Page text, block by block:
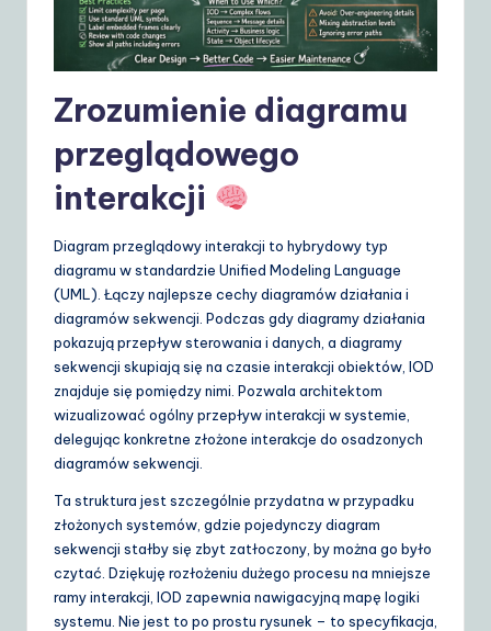
ft
w
S
o
lu
ti
Zrozumienie diagramu
przeglądowego
interakcji
Diagram przeglądowy interakcji to hybrydowy typ
diagramu w standardzie Unified Modeling Language
(UML). Łączy najlepsze cechy diagramów działania i
diagramów sekwencji. Podczas gdy diagramy działania
pokazują przepływ sterowania i danych, a diagramy
sekwencji skupiają się na czasie interakcji obiektów, IOD
znajduje się pomiędzy nimi. Pozwala architektom
wizualizować ogólny przepływ interakcji w systemie,
delegując konkretne złożone interakcje do osadzonych
diagramów sekwencji.
Ta struktura jest szczególnie przydatna w przypadku
złożonych systemów, gdzie pojedynczy diagram
sekwencji stałby się zbyt zatłoczony, by można go było
czytać. Dziękuję rozłożeniu dużego procesu na mniejsze
ramy interakcji, IOD zapewnia nawigacyjną mapę logiki
systemu. Nie jest to po prostu rysunek – to specyfikacja,